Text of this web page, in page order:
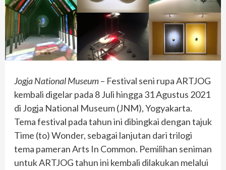
Jogja National Museum– Festival seni rupa ARTJOG
kembali digelar pada 8 Juli hingga 31 Agustus 2021
di Jogja National Museum (JNM), Yogyakarta.
Tema festival pada tahun ini dibingkai dengan tajuk
Time (to) Wonder, sebagai lanjutan dari trilogi
tema pameran Arts In Common. Pemilihan seniman
untuk ARTJOG tahun ini kembali dilakukan melalui